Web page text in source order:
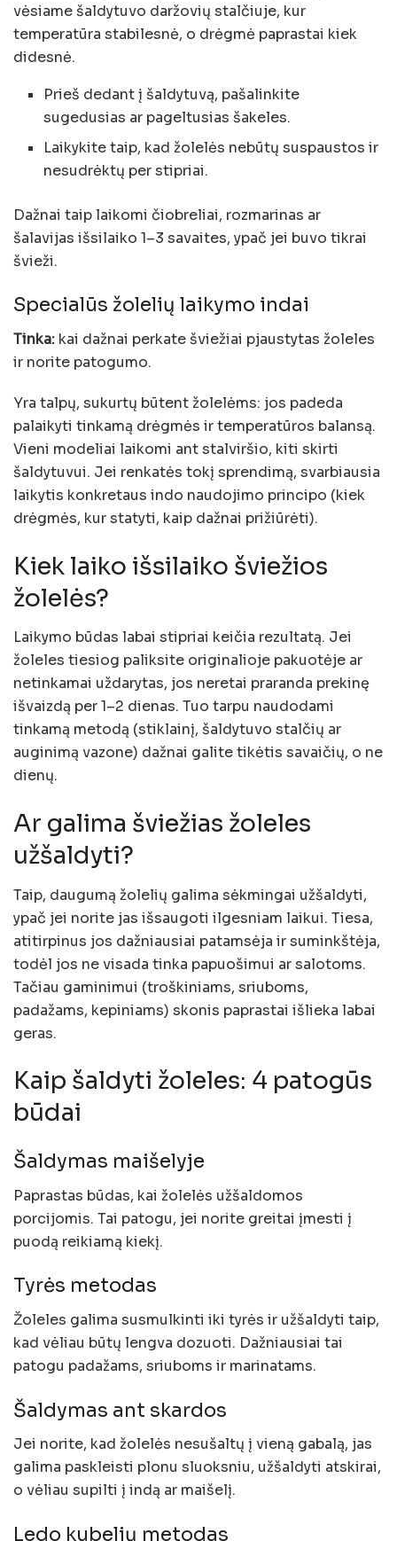
vėsiame šaldytuvo daržovių stalčiuje, kur
temperatūra stabilesnė, o drėgmė paprastai kiek
didesnė.
Prieš dedant į šaldytuvą, pašalinkite
sugedusias ar pageltusias šakeles.
Laikykite taip, kad žolelės nebūtų suspaustos ir
nesudrėktų per stipriai.
Dažnai taip laikomi čiobreliai, rozmarinas ar
šalavijas išsilaiko 1–3 savaites, ypač jei buvo tikrai
švieži.
Specialūs žolelių laikymo indai
Tinka: kai dažnai perkate šviežiai pjaustytas žoleles
ir norite patogumo.
Yra talpų, sukurtų būtent žolelėms: jos padeda
palaikyti tinkamą drėgmės ir temperatūros balansą.
Vieni modeliai laikomi ant stalviršio, kiti skirti
šaldytuvui. Jei renkatės tokį sprendimą, svarbiausia
laikytis konkretaus indo naudojimo principo (kiek
drėgmės, kur statyti, kaip dažnai prižiūrėti).
Kiek laiko išsilaiko šviežios
žolelės?
Laikymo būdas labai stipriai keičia rezultatą. Jei
žoleles tiesiog paliksite originalioje pakuotėje ar
netinkamai uždarytas, jos neretai praranda prekinę
išvaizdą per 1–2 dienas. Tuo tarpu naudodami
tinkamą metodą (stiklainį, šaldytuvo stalčių ar
auginimą vazone) dažnai galite tikėtis savaičių, o ne
dienų.
Ar galima šviežias žoleles
užšaldyti?
Taip, daugumą žolelių galima sėkmingai užšaldyti,
ypač jei norite jas išsaugoti ilgesniam laikui. Tiesa,
atitirpinus jos dažniausiai patamsėja ir suminkštėja,
todėl jos ne visada tinka papuošimui ar salotoms.
Tačiau gaminimui (troškiniams, sriuboms,
padažams, kepiniams) skonis paprastai išlieka labai
geras.
Kaip šaldyti žoleles: 4 patogūs
būdai
Šaldymas maišelyje
Paprastas būdas, kai žolelės užšaldomos
porcijomis. Tai patogu, jei norite greitai įmesti į
puodą reikiamą kiekį.
Tyrės metodas
Žoleles galima susmulkinti iki tyrės ir užšaldyti taip,
kad vėliau būtų lengva dozuoti. Dažniausiai tai
patogu padažams, sriuboms ir marinatams.
Šaldymas ant skardos
Jei norite, kad žolelės nesušaltų į vieną gabalą, jas
galima paskleisti plonu sluoksniu, užšaldyti atskirai,
o vėliau supilti į indą ar maišelį.
Ledo kubelių metodas